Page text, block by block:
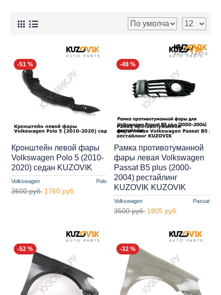
-51 %
Volkswagen Polo
Кронштейн левой фары
Volkswagen Polo 5 (2010-
2020) седан KUZOVIK
3600 руб. 1760 руб.
-48 %
Volkswagen Passat
Рамка противотуманной
фары левая Volkswagen
Passat B5 plus (2000-
2004) рестайлинг
KUZOVIK KUZOVIK
3500 руб. 1805 руб.
-52 % -32 %